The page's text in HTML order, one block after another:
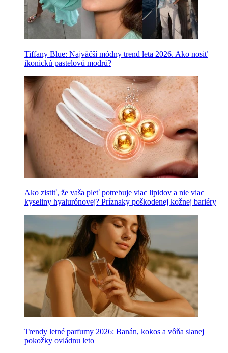
Tiffany Blue: Najväčší módny trend leta 2026. Ako nosiť
ikonickú pastelovú modrú?
Ako zistiť, že vaša pleť potrebuje viac lipidov a nie viac
kyseliny hyalurónovej? Príznaky poškodenej kožnej bariéry
Trendy letné parfumy 2026: Banán, kokos a vôňa slanej
pokožky ovládnu leto